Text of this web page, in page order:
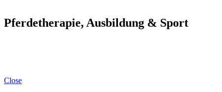
Pferde­­therapie, Ausbildung & Sport
Close